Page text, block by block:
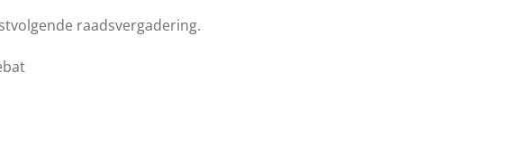
raadsvergadering.